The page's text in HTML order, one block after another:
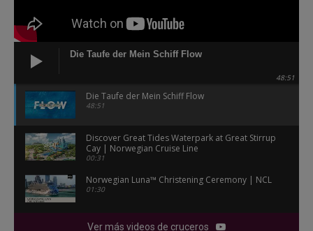
Die Taufe der Mein Schiff Flow
48:51
Die Taufe der Mein Schiff Flow
48:51
Discover Great Tides Waterpark at Great Stirrup
Cay | Norwegian Cruise Line
00:31
Norwegian Luna™ Christening Ceremony | NCL
01:30
Ver más videos de cruceros